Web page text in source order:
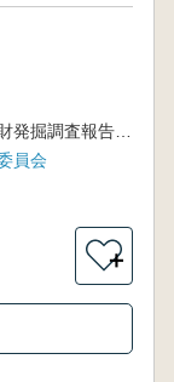
安城市埋蔵文化財発掘調査報告書第16集
員会
＋